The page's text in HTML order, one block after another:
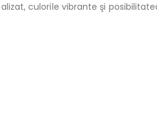
culorile vibrante şi